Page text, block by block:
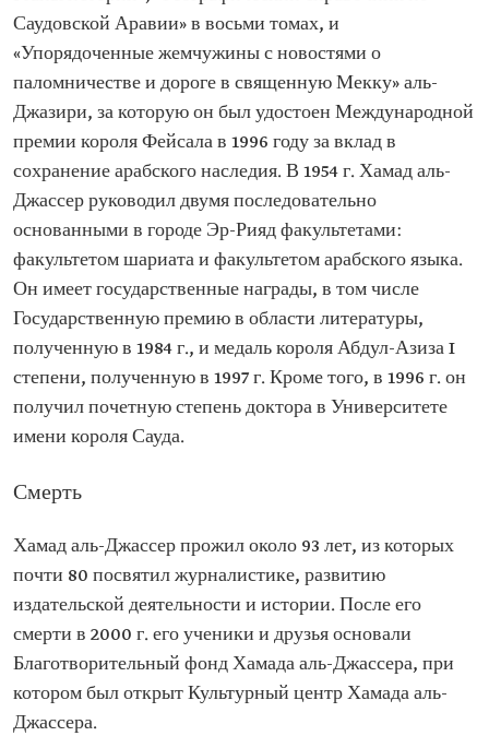
Саудовской Аравии» в восьми томах, и
«Упорядоченные жемчужины с новостями о
паломничестве и дороге в священную Мекку» аль-
Джазири, за которую он был удостоен Международной
премии короля Фейсала в 1996 году за вклад в
сохранение арабского наследия. В 1954 г. Хамад аль-
Джассер руководил двумя последовательно
основанными в городе Эр-Рияд факультетами:
факультетом шариата и факультетом арабского языка.
Он имеет государственные награды, в том числе
Государственную премию в области литературы,
полученную в 1984 г., и медаль короля Абдул-Азиза I
степени, полученную в 1997 г. Кроме того, в 1996 г. он
получил почетную степень доктора в Университете
имени короля Сауда.
Смерть
Хамад аль-Джассер прожил около 93 лет, из которых
почти 80 посвятил журналистике, развитию
издательской деятельности и истории. После его
смерти в 2000 г. его ученики и друзья основали
Благотворительный фонд Хамада аль-Джассера, при
котором был открыт Культурный центр Хамада аль-
Джассера.